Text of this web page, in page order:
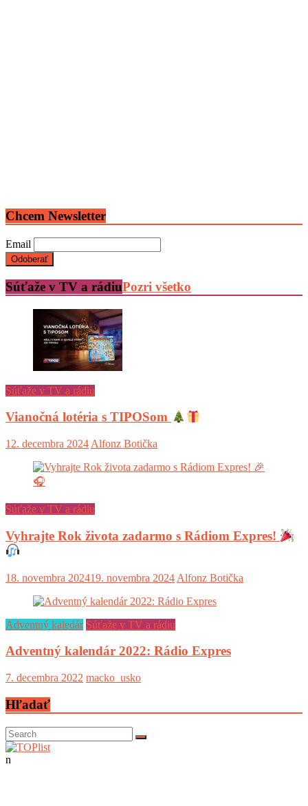
Chcem Newsletter
Email
Súťaže v TV a rádiuPozri všetko
Súťaže v TV a rádiu
Vianočná lotéria s TIPOSom
12. decembra 2024 Alfonz Botička
Súťaže v TV a rádiu
Vyhrajte Rok života zadarmo s Rádiom Expres!
18. novembra 202419. novembra 2024 Alfonz Botička
Adventný kaledár Súťaže v TV a rádiu
Adventný kalendár 2022: Rádio Expres
7. decembra 2022 macko_usko
Hľadať
n